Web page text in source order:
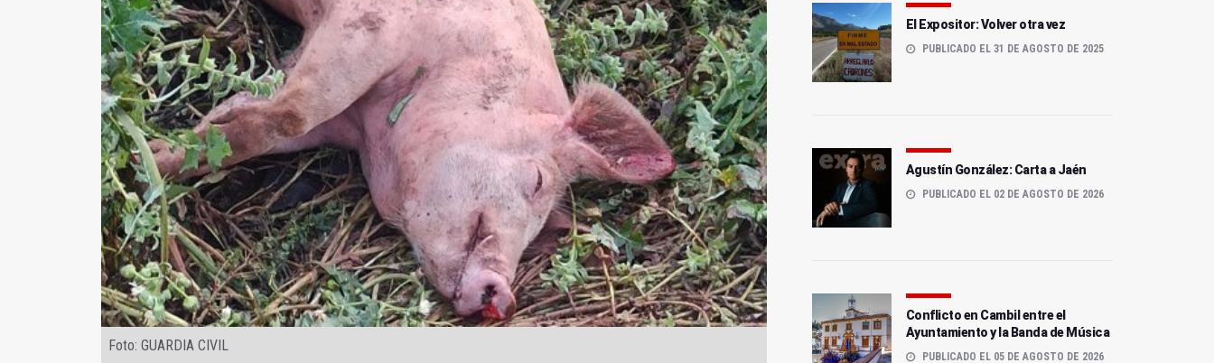
Foto: GUARDIA CIVIL
El Expositor: Volver otra vez
PUBLICADO EL 31 DE AGOSTO DE 2025
Agustín González: Carta a Jaén
PUBLICADO EL 02 DE AGOSTO DE 2026
Conflicto en Cambil entre el
Ayuntamiento y la Banda de Música
PUBLICADO EL 05 DE AGOSTO DE 2026